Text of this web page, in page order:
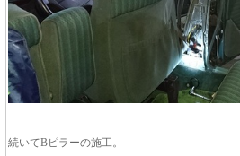
続いてBピラーの施工。